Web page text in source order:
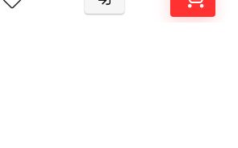
: Wij nemen deel aan het Amazon Services